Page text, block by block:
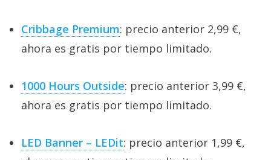
Cribbage Premium: precio anterior 2,99 €,
ahora es gratis por tiempo limitado.
1000 Hours Outside: precio anterior 3,99 €,
ahora es gratis por tiempo limitado.
LED Banner – LEDit: precio anterior 1,99 €,